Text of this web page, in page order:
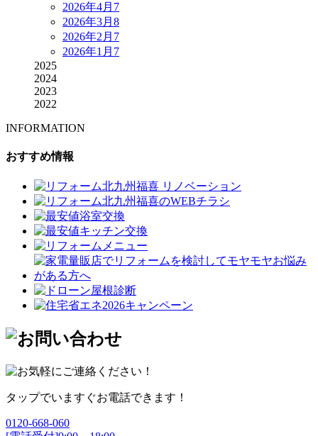
2026年4月 7
2026年3月 8
2026年2月 7
2026年1月 7
2025
2024
2023
2022
INFORMATION
おすすめ情報
タップでいますぐお電話できます！
0120-668-060